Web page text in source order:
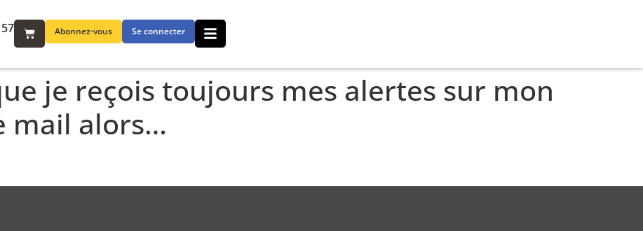
Abonnez-vous Se connecter
je reçois toujours mes alertes sur mon
mail alors…